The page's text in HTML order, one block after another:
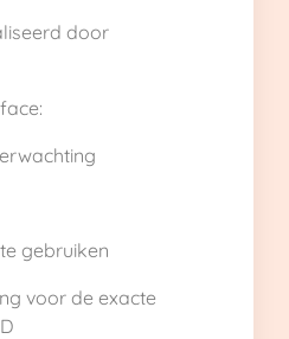
door
gebruiken
voor de exacte